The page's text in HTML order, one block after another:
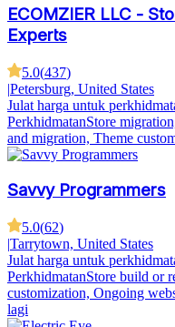
ECOMZIER LLC -
Experts
5.0(437)
|Petersburg, United States
Julat harga untuk
PerkhidmatanStore
and migration, Theme
Savvy Programmers
5.0(62)
|Tarrytown, United States
Julat harga untuk
PerkhidmatanStore build or
customization, Ongoing
lagi